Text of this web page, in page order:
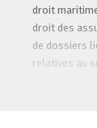
droit
droit des
de dossiers
relatives au